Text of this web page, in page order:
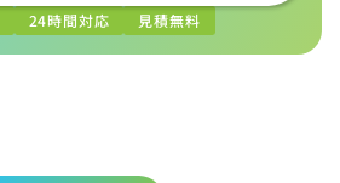
24時間対応 見積無料